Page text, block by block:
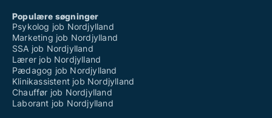
Populære søgninger
Psykolog job Nordjylland
Marketing job Nordjylland
SSA job Nordjylland
Lærer job Nordjylland
Pædagog job Nordjylland
Klinikassistent job Nordjylland
Chauffør job Nordjylland
Laborant job Nordjylland